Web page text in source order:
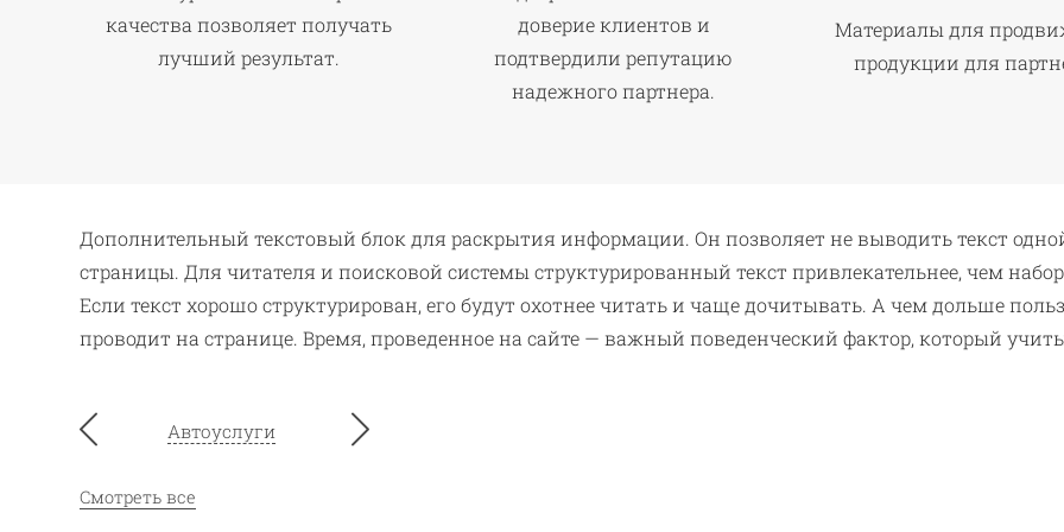
качества позволяет получать
лучший результат.
доверие клиентов и
подтвердили репутацию
надежного партнера.
Материалы для
продукции для
Дополнительный текстовый блок для раскрытия информации. Он позволяет не выводить текст
страницы. Для читателя и поисковой системы структурированный текст привлекательнее, чем
Если текст хорошо структурирован, его будут охотнее читать и чаще дочитывать. А чем дольше
проводит на странице. Время, проведенное на сайте — важный поведенческий фактор, который
Автоуслуги
Смотреть все